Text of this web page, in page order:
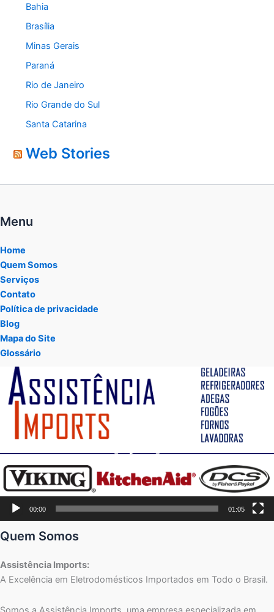
Bahia
Brasília
Minas Gerais
Paraná
Rio de Janeiro
Rio Grande do Sul
Santa Catarina
Web Stories
Menu
Home
Quem Somos
Serviços
Contato
Política de privacidade
Blog
Mapa do Site
Glossário
Tocador
vídeo
00:00 01:05
Quem Somos
Assistência Imports:
A Excelência em Eletrodomésticos Importados em Todo o Brasil.